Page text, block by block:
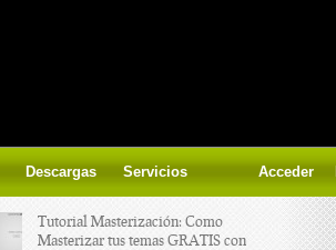
Descargas Servicios Acceder
Tutorial Masterización: Como
Masterizar tus temas GRATIS con